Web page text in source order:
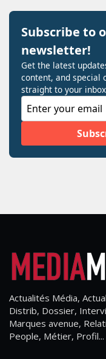
Actualités Média,
Distrib, Dossier,
Marques avenue,
People, Métier, Profil...